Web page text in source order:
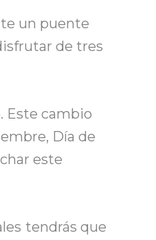
un puente
de tres
Este cambio
Día de
este
tendrás que